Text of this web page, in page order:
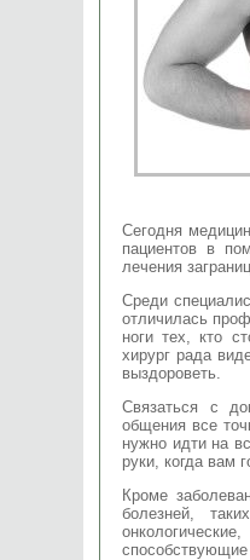
Сегодня
пациентов в
лечения
Среди
отличилась
ноги тех, кто
хирург рада
выздороветь.
Связаться с
общения все
нужно идти на
руки, когда вам
Кроме
болезней,
способствующие